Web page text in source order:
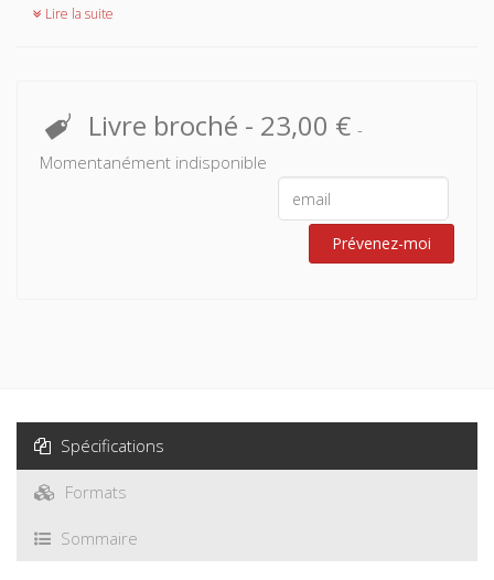
Lire la suite
Livre broché - 23,00 € -
Momentanément indisponible
Prévenez-moi
Spécifications
Formats
Sommaire